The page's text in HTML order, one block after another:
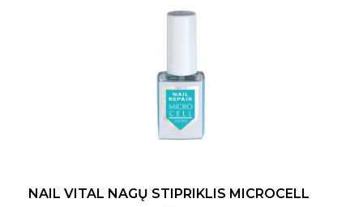
NAIL VITAL NAGŲ STIPRIKLIS MICROCELL